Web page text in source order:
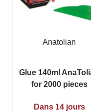
Anatolian
Glue 140ml
for 2000 pieces
Dans 14 jours